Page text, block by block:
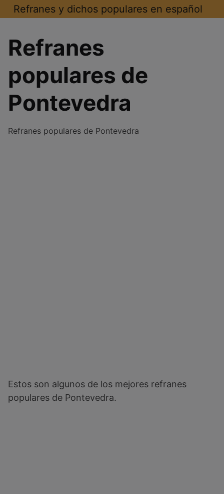
Saltar
al
Refranes y dichos populares en español
Refranes
populares de
Pontevedra
Refranes populares de Pontevedra
Estos son algunos de los mejores refranes
populares de Pontevedra.